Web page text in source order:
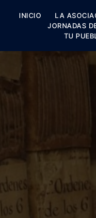
INICIO LA
JORNADAS
TU